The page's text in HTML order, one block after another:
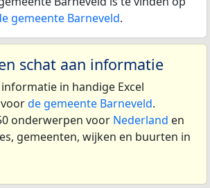
gemeente Barneveld.
schat aan informatie
in handige Excel
de gemeente Barneveld.
onderwerpen voor Nederland en
gemeenten, wijken en buurten in